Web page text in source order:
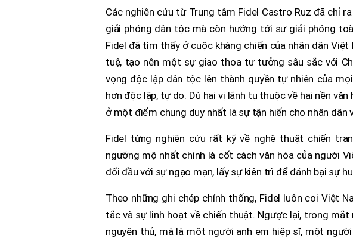
Các nghiên cứu từ Trung tâm Fidel Castro Ruz đã chỉ
giải phóng dân tộc mà còn hướng tới sự giải phóng
Fidel đã tìm thấy ở cuộc kháng chiến của nhân dân
tuệ, tạo nên một sự giao thoa tư tưởng sâu sắc với
vọng độc lập dân tộc lên thành quyền tự nhiên của
hơn độc lập, tự do. Dù hai vị lãnh tụ thuộc về hai nền
ở một điểm chung duy nhất là sự tận hiến cho nhân dân
Fidel từng nghiên cứu rất kỹ về nghệ thuật chiến
ngưỡng mộ nhất chính là cốt cách văn hóa của người
đối đầu với sự ngạo mạn, lấy sự kiên trì để đánh bại sự
Theo những ghi chép chính thống, Fidel luôn coi Việt
tắc và sự linh hoạt về chiến thuật. Ngược lại, trong
nguyên thủ, mà là một người anh em hiệp sĩ, một